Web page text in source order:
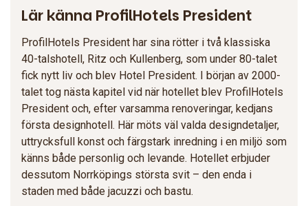
Lär känna ProfilHotels President
ProfilHotels President har sina rötter i två klassiska
40-talshotell, Ritz och Kullenberg, som under 80-talet
fick nytt liv och blev Hotel President. I början av 2000-
talet tog nästa kapitel vid när hotellet blev ProfilHotels
President och, efter varsamma renoveringar, kedjans
första designhotell. Här möts väl valda designdetaljer,
uttrycksfull konst och färgstark inredning i en miljö som
känns både personlig och levande. Hotellet erbjuder
dessutom Norrköpings största svit – den enda i
staden med både jacuzzi och bastu.